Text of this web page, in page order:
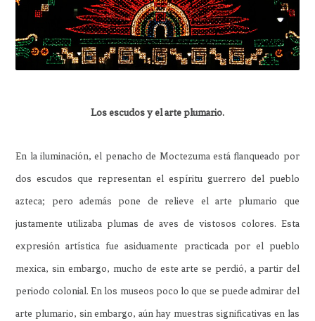
Los escudos y el arte plumario.
En la iluminación, el penacho de Moctezuma está flanqueado por
dos escudos que representan el espíritu guerrero del pueblo
azteca; pero además pone de relieve el arte plumario que
justamente utilizaba plumas de aves de vistosos colores. Esta
expresión artística fue asiduamente practicada por el pueblo
mexica, sin embargo, mucho de este arte se perdió, a partir del
periodo colonial. En los museos poco lo que se puede admirar del
arte plumario, sin embargo, aún hay muestras significativas en las